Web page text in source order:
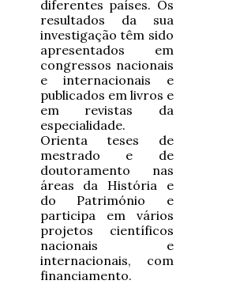
diferentes países. Os
resultados da sua
investigação têm sido
apresentados em
congressos nacionais
e internacionais e
publicados em livros e
em revistas da
especialidade.
Orienta teses de
mestrado e de
doutoramento nas
áreas da História e
do Património e
participa em vários
projetos científicos
nacionais e
internacionais, com
financiamento.